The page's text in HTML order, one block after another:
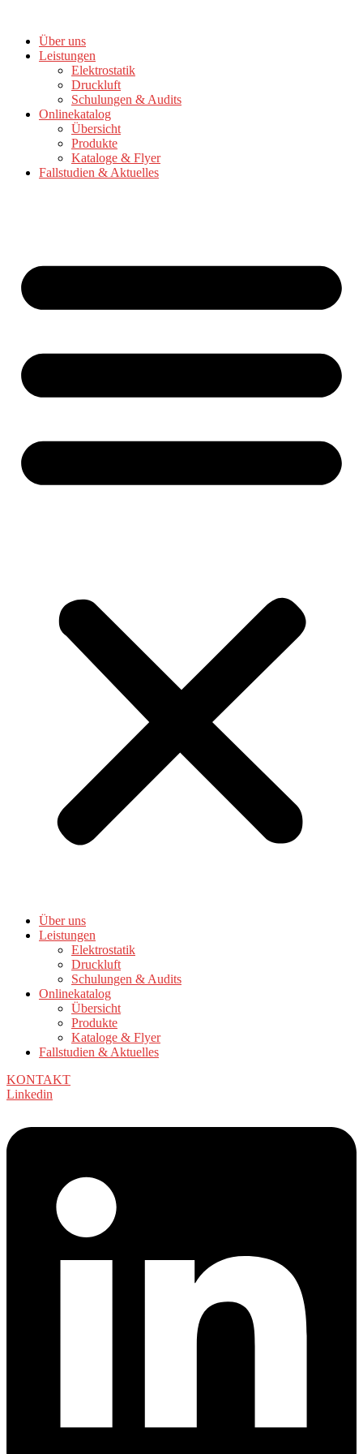
springenÜber uns
Leistungen
Elektrostatik
Druckluft
Schulungen & Audits
Onlinekatalog
Übersicht
Produkte
Kataloge & Flyer
Fallstudien & Aktuelles
Über uns
Leistungen
Elektrostatik
Druckluft
Schulungen & Audits
Onlinekatalog
Übersicht
Produkte
Kataloge & Flyer
Fallstudien & Aktuelles
KONTAKT
Linkedin